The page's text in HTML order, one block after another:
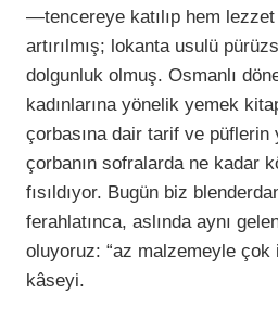
—tencereye katılıp hem
artırılmış; lokanta usulü
dolgunluk olmuş. Osmanlı
kadınlarına yönelik yemek
çorbasına dair tarif ve püflerin
çorbanın sofralarda ne kadar
fısıldıyor. Bugün biz
ferahlatınca, aslında aynı
oluyoruz: “az malzemeyle çok
kâseyi.